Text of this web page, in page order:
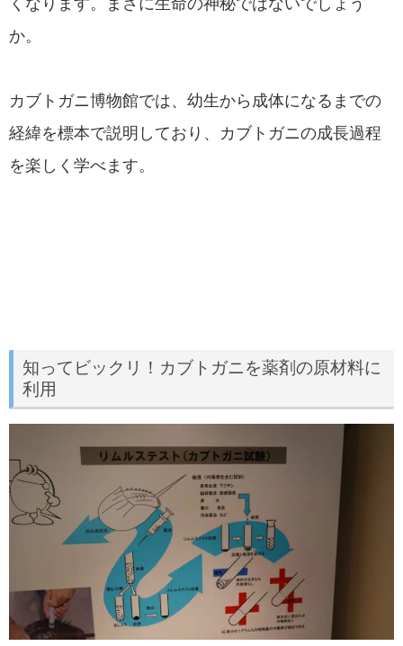
か。
カブトガニ博物館では、幼生から成体になるまでの
経緯を標本で説明しており、カブトガニの成長過程
を楽しく学べます。
知ってビックリ！カブトガニを薬剤の原材料に
利用